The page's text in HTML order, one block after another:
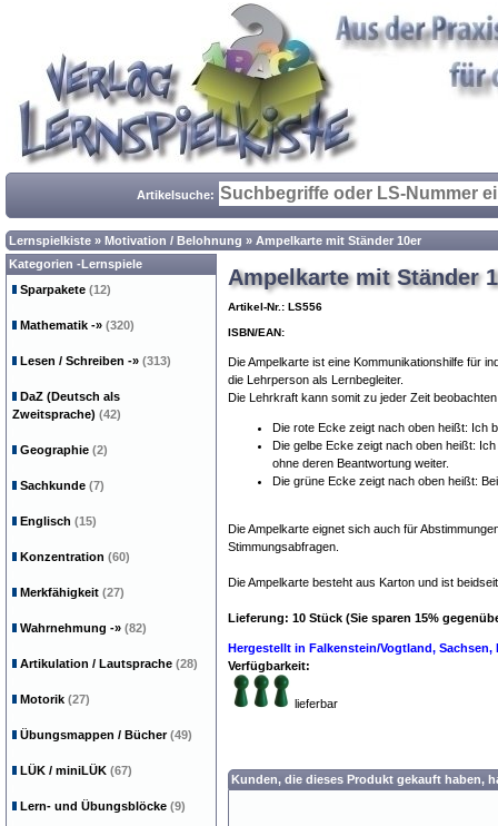
Artikelsuche:
Lernspielkiste » Motivation / Belohnung » Ampelkarte mit Ständer 10er
Ampelkarte mit Ständer
Artikel-Nr.: LS556
ISBN/EAN:
Die Ampelkarte ist eine Kommunikationshilfe für
die Lehrperson als Lernbegleiter.
Die Lehrkraft kann somit zu jeder Zeit
Die rote Ecke zeigt nach oben heißt: Ich
Die gelbe Ecke zeigt nach oben heißt:
ohne deren Beantwortung weiter.
Die grüne Ecke zeigt nach oben heißt:
Die Ampelkarte eignet sich auch für
Stimmungsabfragen.
Die Ampelkarte besteht aus Karton und ist
Lieferung: 10 Stück (Sie sparen 15%
Hergestellt in Falkenstein/Vogtland, Sachsen,
Verfügbarkeit:
lieferbar
Kunden, die dieses Produkt gekauft haben,
Kategorien -Lernspiele
Sparpakete (12)
Mathematik -» (320)
Lesen / Schreiben -» (313)
DaZ (Deutsch als
Zweitsprache) (42)
Geographie (2)
Sachkunde (7)
Englisch (15)
Konzentration (60)
Merkfähigkeit (27)
Wahrnehmung -» (82)
Artikulation / Lautsprache (28)
Motorik (27)
Übungsmappen / Bücher(49)
LÜK / miniLÜK (67)
Lern- und Übungsblöcke (9)